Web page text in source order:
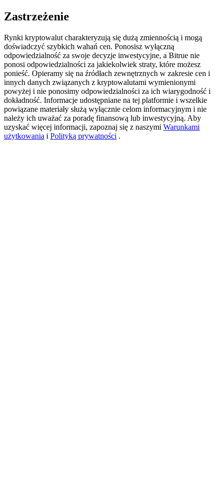
Precious Metals Trading Carnival
Trade Gold & Silver · 33,333 USDT Bonus
USDT New User Exclusive 10% APR
USDT Flexible Staking | Daily Rewards
Zastrzeżenie
Rynki kryptowalut charakteryzują się dużą zmiennością i mogą
doświadczyć szybkich wahań cen. Ponosisz wyłączną
odpowiedzialność za swoje decyzje inwestycyjne, a Bitrue nie
ponosi odpowiedzialności za jakiekolwiek straty, które możesz
ponieść. Opieramy się na źródłach zewnętrznych w zakresie cen i
innych danych związanych z kryptowalutami wymienionymi
powyżej i nie ponosimy odpowiedzialności za ich wiarygodność i
dokładność. Informacje udostępniane na tej platformie i wszelkie
powiązane materiały służą wyłącznie celom informacyjnym i nie
należy ich uważać za poradę finansową lub inwestycyjną. Aby
uzyskać więcej informacji, zapoznaj się z naszymi Warunkami
użytkowania i Polityką prywatności .